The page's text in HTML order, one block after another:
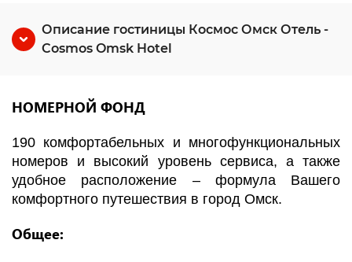
Описание гостиницы Космос Омск Отель -
Cosmos Omsk Hotel
НОМЕРНОЙ ФОНД
190 комфортабельных и многофункциональных
номеров и высокий уровень сервиса, а также
удобное расположение – формула Вашего
комфортного путешествия в город Омск.
Общее: